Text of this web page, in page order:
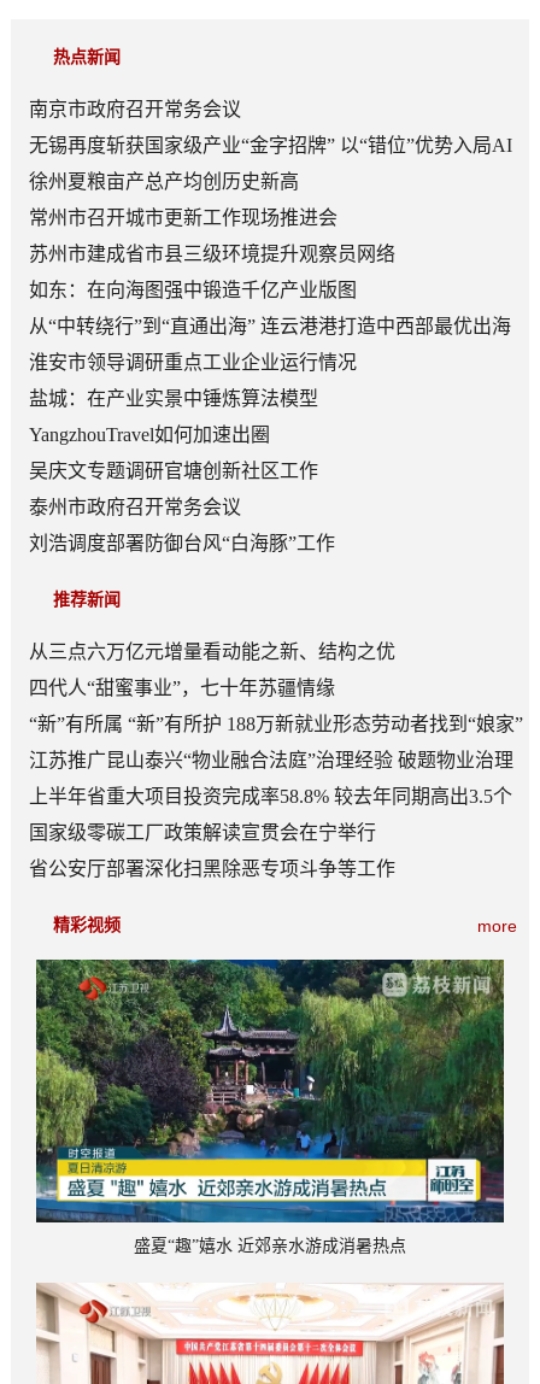
热点新闻
南京市政府召开常务会议
无锡再度斩获国家级产业“金字招牌” 以“错位”优势入局AI
顶层赛道
徐州夏粮亩产总产均创历史新高
常州市召开城市更新工作现场推进会
苏州市建成省市县三级环境提升观察员网络
如东：在向海图强中锻造千亿产业版图
从“中转绕行”到“直通出海” 连云港港打造中西部最优出海
口
淮安市领导调研重点工业企业运行情况
盐城：在产业实景中锤炼算法模型
YangzhouTravel如何加速出圈
吴庆文专题调研官塘创新社区工作
泰州市政府召开常务会议
刘浩调度部署防御台风“白海豚”工作
推荐新闻
从三点六万亿元增量看动能之新、结构之优
四代人“甜蜜事业”，七十年苏疆情缘
“新”有所属 “新”有所护 188万新就业形态劳动者找到“娘家”
江苏推广昆山泰兴“物业融合法庭”治理经验 破题物业治理
“老大难”
上半年省重大项目投资完成率58.8% 较去年同期高出3.5个
百分点
国家级零碳工厂政策解读宣贯会在宁举行
省公安厅部署深化扫黑除恶专项斗争等工作
more
精彩视频
盛夏“趣”嬉水 近郊亲水游成消暑热点